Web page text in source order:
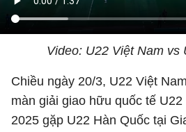
Video: U22 Việt Nam vs
Chiều ngày 20/3, U22 Việt
màn giải giao hữu quốc tế U22
2025 gặp U22 Hàn Quốc tại